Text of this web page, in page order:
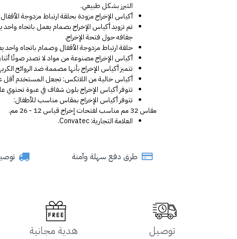
طرق دفع سهلة وآمنة توصيل
التبرز بشكل طبيعي.
أكياس الإخراج مزودة بحلقة ارتباط مزدوجة
جفافه حول فتحة الإخراج.
حلقة ارتباط مزدوجة الأقفال وصمام باتجاه
أكياس الإخراج مصنوعة من مواد لا تصدر صوتًا
تتميز أكياس الإخراج بأنها مصممة ضد الروائح
أكياس خالية من اللاتكس: تجعل المستخدم
تتوفر أكياس الإخراج بلون شفاف في عبوة تحتوي على 10 قطع مع 10
تتوفر أكياس الإخراج بمقاس مناسب للأطفال:
مقاس 32 مم مناسب لفتحات إخراج قياس 12 - 26 مم.
العلامة التجارية: Convatec.
توصيل هدية مجانية